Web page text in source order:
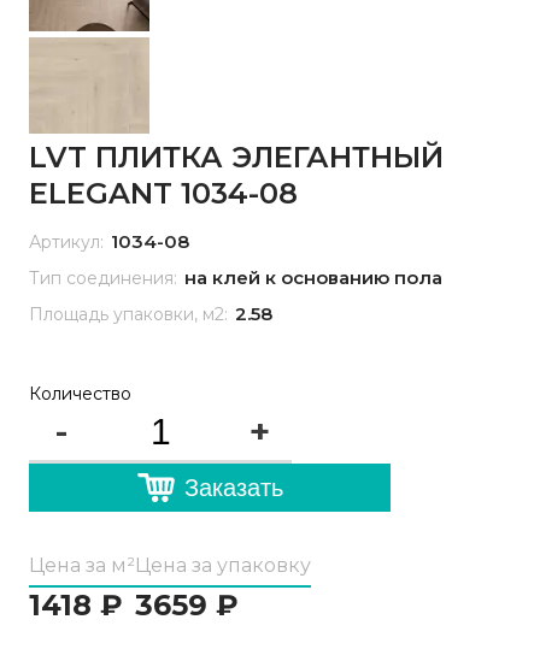
LVT ПЛИТКА ЭЛЕГАНТНЫЙ
ELEGANT 1034-08
Артикул: 1034-08
Тип соединения: на клей к основанию пола
Площадь упаковки, м2: 2.58
Количество
- +
Заказать
Цена за м²
1418 ₽
Цена за упаковку
3659 ₽